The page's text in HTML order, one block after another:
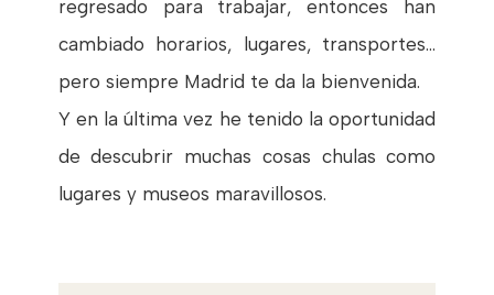
regresado para trabajar, entonces han
cambiado horarios, lugares, transportes...
pero siempre Madrid te da la bienvenida.
Y en la última vez he tenido la oportunidad
de descubrir muchas cosas chulas como
lugares y museos maravillosos.